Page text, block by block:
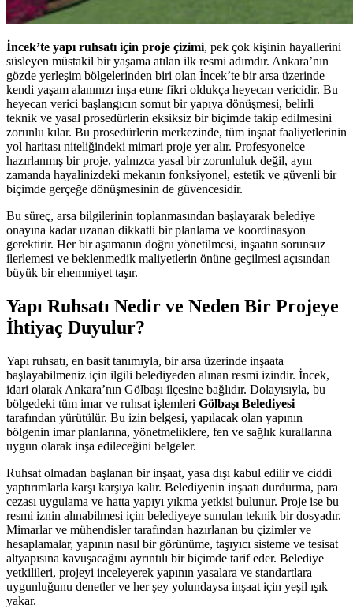
İncek’te yapı ruhsatı için proje çizimi, pek çok kişinin hayallerini
süsleyen müstakil bir yaşama atılan ilk resmi adımdır. Ankara’nın
gözde yerleşim bölgelerinden biri olan İncek’te bir arsa üzerinde
kendi yaşam alanınızı inşa etme fikri oldukça heyecan vericidir. Bu
heyecan verici başlangıcın somut bir yapıya dönüşmesi, belirli
teknik ve yasal prosedürlerin eksiksiz bir biçimde takip edilmesini
zorunlu kılar. Bu prosedürlerin merkezinde, tüm inşaat faaliyetlerinin
yol haritası niteliğindeki mimari proje yer alır. Profesyonelce
hazırlanmış bir proje, yalnızca yasal bir zorunluluk değil, aynı
zamanda hayalinizdeki mekanın fonksiyonel, estetik ve güvenli bir
biçimde gerçeğe dönüşmesinin de güvencesidir.
Bu süreç, arsa bilgilerinin toplanmasından başlayarak belediye
onayına kadar uzanan dikkatli bir planlama ve koordinasyon
gerektirir. Her bir aşamanın doğru yönetilmesi, inşaatın sorunsuz
ilerlemesi ve beklenmedik maliyetlerin önüne geçilmesi açısından
büyük bir ehemmiyet taşır.
Yapı Ruhsatı Nedir ve Neden Bir Projeye
İhtiyaç Duyulur?
Yapı ruhsatı, en basit tanımıyla, bir arsa üzerinde inşaata
başlayabilmeniz için ilgili belediyeden alınan resmi izindir. İncek,
idari olarak Ankara’nın Gölbaşı ilçesine bağlıdır. Dolayısıyla, bu
bölgedeki tüm imar ve ruhsat işlemleri Gölbaşı Belediyesi
tarafından yürütülür. Bu izin belgesi, yapılacak olan yapının
bölgenin imar planlarına, yönetmeliklere, fen ve sağlık kurallarına
uygun olarak inşa edileceğini belgeler.
Ruhsat olmadan başlanan bir inşaat, yasa dışı kabul edilir ve ciddi
yaptırımlarla karşı karşıya kalır. Belediyenin inşaatı durdurma, para
cezası uygulama ve hatta yapıyı yıkma yetkisi bulunur. Proje ise bu
resmi iznin alınabilmesi için belediyeye sunulan teknik bir dosyadır.
Mimarlar ve mühendisler tarafından hazırlanan bu çizimler ve
hesaplamalar, yapının nasıl bir görünüme, taşıyıcı sisteme ve tesisat
altyapısına kavuşacağını ayrıntılı bir biçimde tarif eder. Belediye
yetkilileri, projeyi inceleyerek yapının yasalara ve standartlara
uygunluğunu denetler ve her şey yolundaysa inşaat için yeşil ışık
yakar.